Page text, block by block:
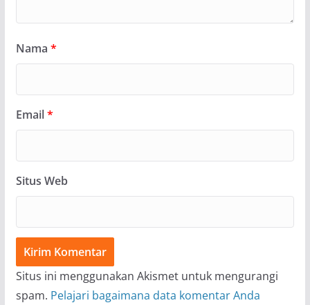
Nama *
Email*
Situs Web
Situs ini menggunakan Akismet untuk mengurangi
spam. Pelajari bagaimana data komentar Anda